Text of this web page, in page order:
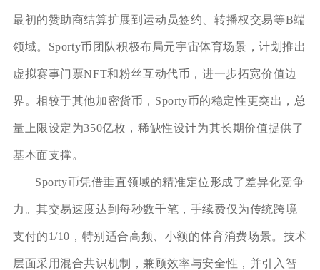
最初的赞助商结算扩展到运动员签约、转播权交易等B端
领域。Sporty币团队积极布局元宇宙体育场景，计划推出
虚拟赛事门票NFT和粉丝互动代币，进一步拓宽价值边
界。相较于其他加密货币，Sporty币的稳定性更突出，总
量上限设定为350亿枚，稀缺性设计为其长期价值提供了
基本面支撑。
Sporty币凭借垂直领域的精准定位形成了差异化竞争
力。其交易速度达到每秒数千笔，手续费仅为传统跨境
支付的1/10，特别适合高频、小额的体育消费场景。技术
层面采用混合共识机制，兼顾效率与安全性，并引入智